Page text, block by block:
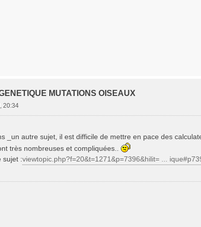
MUTATIONS OISEAUX
20:34
_un autre sujet, il est difficile de mettre en pace des
très nombreuses et compliquées..
sujet :viewtopic.php?f=20&t=1271&p=7396&hilit= ...